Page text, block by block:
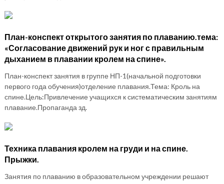
План-конспект открытого занятия по плаванию.тема:
«Согласование движений рук и ног с правильным
дыханием в плавании кролем на спине».
План-конспект занятия в группе НП-1(начальной подготовки
первого года обучения)отделение плавания.Тема: Кроль на
спине.Цель:Привлечение учащихся к систематическим занятиям
плавание.Пропаганда зд.
Техника плавания кролем на груди и на спине.
Прыжки.
Занятия по плаванию в образовательном учреждении решают